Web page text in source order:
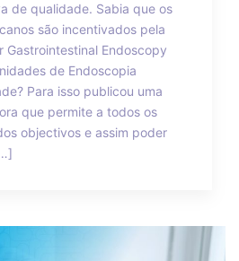
de qualidade. Sabia que os
são incentivados pela
Gastrointestinal Endoscopy
de Endoscopia
Para isso publicou uma
que permite a todos os
objectivos e assim poder